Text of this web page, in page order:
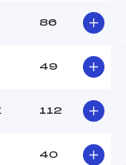
86
49
112
40